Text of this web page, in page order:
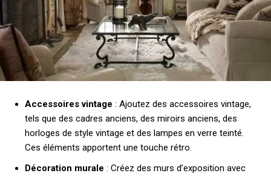
Accessoires vintage : Ajoutez des accessoires vintage,
tels que des cadres anciens, des miroirs anciens, des
horloges de style vintage et des lampes en verre teinté.
Ces éléments apportent une touche rétro.
Décoration murale : Créez des murs d’exposition avec